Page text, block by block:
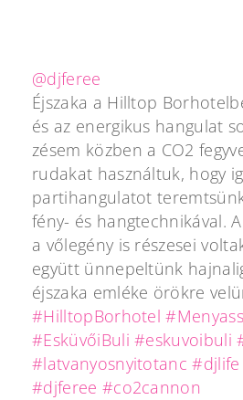
@djferee
Éjszaka a Hilltop
és az energikus hangulat
zésem közben a CO2
rudakat használtuk, hogy
partihangulatot
fény- és hangtechnikával.
a vőlegény is részesei
együtt ünnepeltünk
éjszaka emléke örökre
#HilltopBorhotel
#EsküvőiBuli #eskuvoibuli
#latvanyosnyitotanc #djlife
#djferee #co2cannon